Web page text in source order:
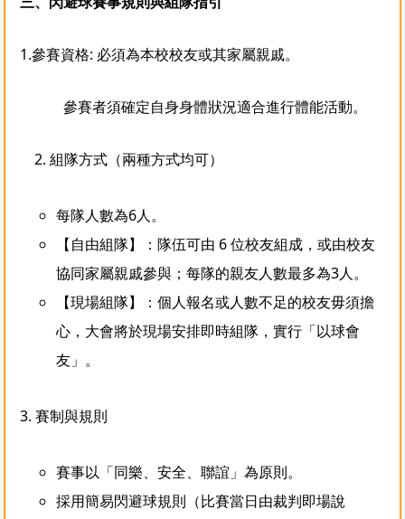
1.參賽資格: 必須為本校校友或其家屬親戚。
參賽者須確定自身身體狀況適合進行體能活動。
2. 組隊方式（兩種方式均可）
每隊人數為6人。
【自由組隊】：隊伍可由 6 位校友組成，或由校友
協同家屬親戚參與；每隊的親友人數最多為3人。
【現場組隊】：個人報名或人數不足的校友毋須擔
心，大會將於現場安排即時組隊，實行「以球會
友」。
3. 賽制與規則
賽事以「同樂、安全、聯誼」為原則。
採用簡易閃避球規則（比賽當日由裁判即場說